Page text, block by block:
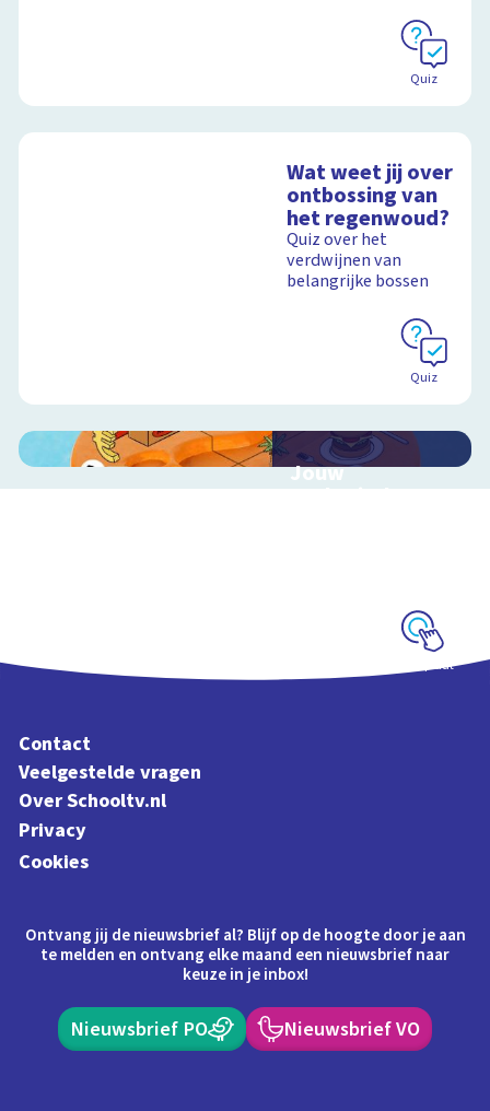
Quiz
Wat weet jij over
ontbossing van
het regenwoud?
Quiz over het
verdwijnen van
belangrijke bossen
Quiz
Jouw
ecologische
Schoolplaat
Contact
Veelgestelde vragen
Over Schooltv.nl
Privacy
Cookies
Ontvang jij de nieuwsbrief al? Blijf op de hoogte door je aan
te melden en ontvang elke maand een nieuwsbrief naar
keuze in je inbox!
Nieuwsbrief PO Nieuwsbrief VO